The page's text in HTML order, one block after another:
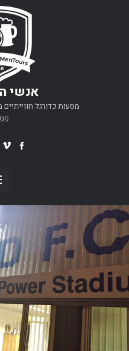
אנשי
מסעות כדורגל